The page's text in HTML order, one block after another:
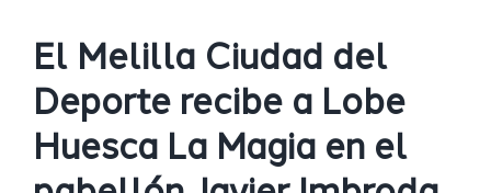
El Melilla Ciudad del
Deporte recibe a Lobe
Huesca La Magia en el